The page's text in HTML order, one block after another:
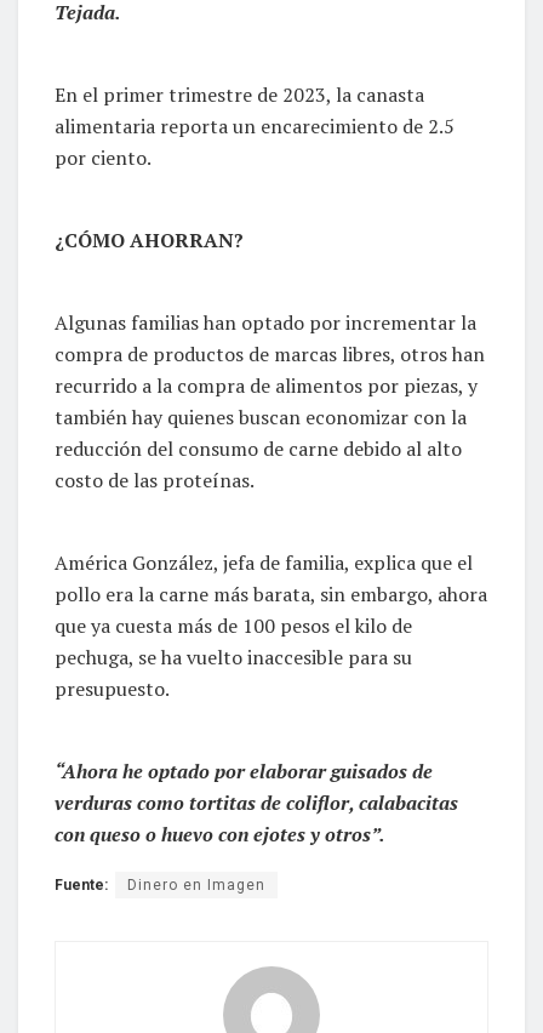
Tejada.
En el primer trimestre de 2023, la canasta
alimentaria reporta un encarecimiento de 2.5
por ciento.
¿CÓMO AHORRAN?
Algunas familias han optado por incrementar la
compra de productos de marcas libres, otros han
recurrido a la compra de alimentos por piezas, y
también hay quienes buscan economizar con la
reducción del consumo de carne debido al alto
costo de las proteínas.
América González, jefa de familia, explica que el
pollo era la carne más barata, sin embargo, ahora
que ya cuesta más de 100 pesos el kilo de
pechuga, se ha vuelto inaccesible para su
presupuesto.
“Ahora he optado por elaborar guisados de
verduras como tortitas de coliflor, calabacitas
con queso o huevo con ejotes y otros”.
Fuente: Dinero en Imagen